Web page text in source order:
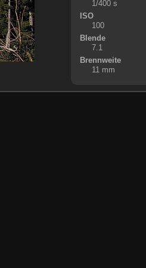
1/400 s
ISO
100
Blende
7.1
Brennweite
11 mm